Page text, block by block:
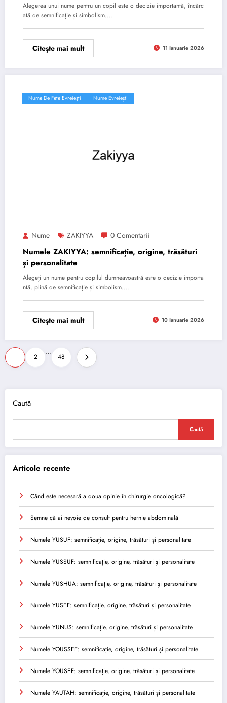
Alegerea unui nume pentru un copil este o decizie importantă, încărc
ată de semnificație și simbolism.…
Citește mai mult 11 Ianuarie 2026
Nume De Fete Evreiești Nume Evreiești
Nume ZAKIYYA 0 Comentarii
Numele ZAKIYYA: semnificație, origine, trăsături
și personalitate
Alegeți un nume pentru copilul dumneavoastră este o decizie importa
ntă, plină de semnificație și simbolism.…
Citește mai mult 10 Ianuarie 2026
Paginație
articole
2
…
48
Caută
Caută
Articole recente
Când este necesară a doua opinie în chirurgie oncologică?
Semne că ai nevoie de consult pentru hernie abdominală
Numele YUSUF: semnificație, origine, trăsături și personalitate
Numele YUSSUF: semnificație, origine, trăsături și personalitate
Numele YUSHUA: semnificație, origine, trăsături și personalitate
Numele YUSEF: semnificație, origine, trăsături și personalitate
Numele YUNUS: semnificație, origine, trăsături și personalitate
Numele YOUSSEF: semnificație, origine, trăsături și personalitate
Numele YOUSEF: semnificație, origine, trăsături și personalitate
Numele YAUTAH: semnificație, origine, trăsături și personalitate